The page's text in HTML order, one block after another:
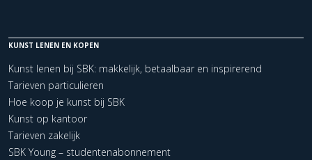
KUNST LENEN EN KOPEN
Kunst lenen bij SBK: makkelijk, betaalbaar en inspirerend
Tarieven particulieren
Hoe koop je kunst bij SBK
Kunst op kantoor
Tarieven zakelijk
SBK Young – studentenabonnement